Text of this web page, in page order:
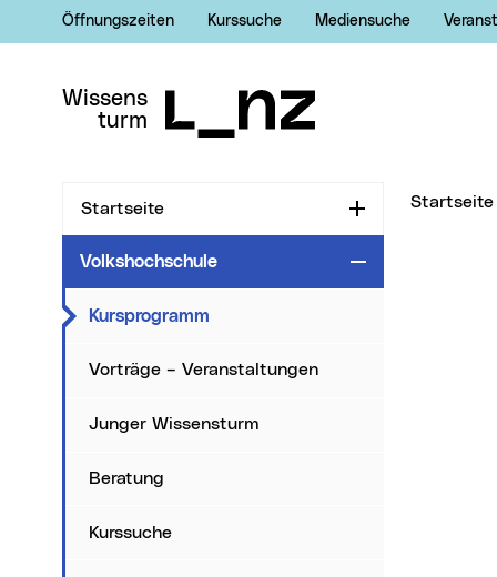
Zur Navigation
Zum Inhalt
Zur Suche
Öffnungszeiten Kurssuche Mediensuche
Wissens
turm
Startseite Aufklappen
Volkshochschule Zuklappen
Kursprogramm
Vorträge – Veranstaltungen
Junger Wissensturm
Beratung
Kurssuche
Sie sind
Startseite